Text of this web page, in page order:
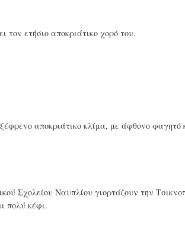
ετήσιο αποκριάτικο χορό του.
αποκριάτικο κλίμα, με άφθονο φαγητό
Σχολείου Ναυπλίου γιορτάζουν την
πολύ κέφι.